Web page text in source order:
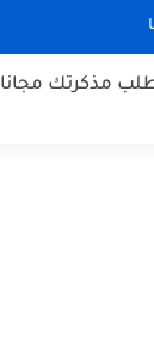
مذكرتك مجانا